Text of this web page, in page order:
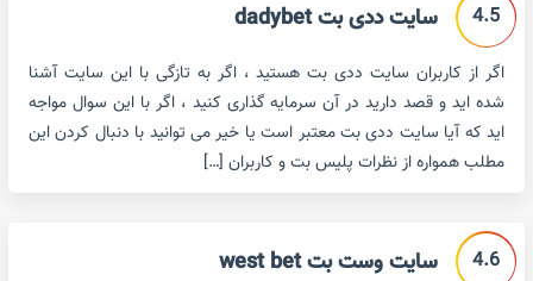
4.5 سایت ددی بت dadybet
اگر از کاربران سایت ددی بت هستید ، اگر به تازگی با این سایت آشنا
شده اید و قصد دارید در آن سرمایه گذاری کنید ، اگر با این سوال مواجه
اید که آیا سایت ددی بت معتبر است یا خیر می توانید با دنبال کردن این
مطلب همواره از نظرات پلیس بت و کاربران […]
4.6 سایت وست بت west bet